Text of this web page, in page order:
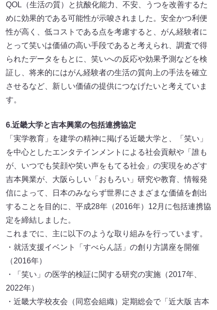
QOL（生活の質）と抗酸化能力、不安、うつを改善するた
めに効果的である可能性が示唆されました。安全かつ利便
性が高く、低コストである点を考慮すると、がん経験者に
とって笑いは価値の高い手段であると考えられ、調査で得
られたデータをもとに、笑いへの反応や効果予測などを検
証し、将来的にはがん経験者の生活の質向上の手法を確立
させるなど、新しい価値の提供につなげたいと考えていま
す。
6.近畿大学と吉本興業の包括連携協定
「実学教育」を建学の精神に掲げる近畿大学と、「笑い」
を中心としたエンタテインメントによる社会貢献や「誰も
が、いつでも笑顔や笑い声をもてる社会」の実現をめざす
吉本興業が、大阪らしい「おもろい」研究や教育、情報発
信によって、日本のみならず世界にさまざまな価値を創出
することを目的に、平成28年（2016年）12月に包括連携協
定を締結しました。
これまでに、主に以下のような取り組みを行っています。
・就活支援イベント「すべらん話」の創り方講座を開催
（2016年）
・「笑い」の医学的検証に関する研究の実施（2017年、
2022年）
・近畿大学校友会（同窓会組織）定期総会で「近大版 吉本